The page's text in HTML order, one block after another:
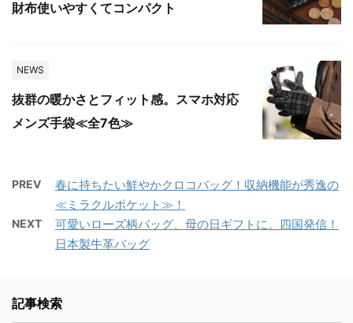
財布使いやすくてコンパクト
NEWS
抜群の暖かさとフィット感。スマホ対応
メンズ手袋≪全7色≫
PREV
春に持ちたい鮮やかクロコバッグ！収納機能が秀逸の
≪ミラクルポケット≫！
NEXT
可愛いローズ柄バッグ、母の日ギフトに。四国発信！
日本製牛革バッグ
記事検索